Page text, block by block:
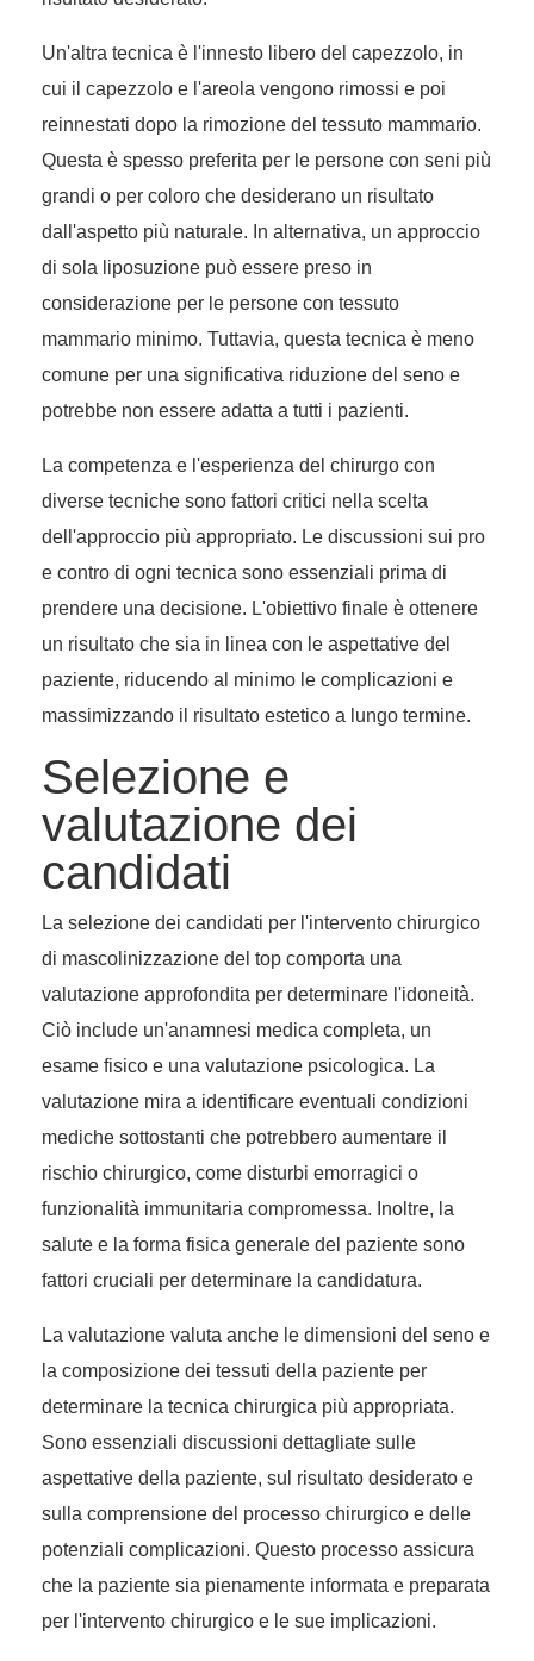
Un'altra tecnica è l'innesto libero del capezzolo, in
cui il capezzolo e l'areola vengono rimossi e poi
reinnestati dopo la rimozione del tessuto mammario.
Questa è spesso preferita per le persone con seni più
grandi o per coloro che desiderano un risultato
dall'aspetto più naturale. In alternativa, un approccio
di sola liposuzione può essere preso in
considerazione per le persone con tessuto
mammario minimo. Tuttavia, questa tecnica è meno
comune per una significativa riduzione del seno e
potrebbe non essere adatta a tutti i pazienti.
La competenza e l'esperienza del chirurgo con
diverse tecniche sono fattori critici nella scelta
dell'approccio più appropriato. Le discussioni sui pro
e contro di ogni tecnica sono essenziali prima di
prendere una decisione. L'obiettivo finale è ottenere
un risultato che sia in linea con le aspettative del
paziente, riducendo al minimo le complicazioni e
massimizzando il risultato estetico a lungo termine.
Selezione e
valutazione dei
candidati
La selezione dei candidati per l'intervento chirurgico
di mascolinizzazione del top comporta una
valutazione approfondita per determinare l'idoneità.
Ciò include un'anamnesi medica completa, un
esame fisico e una valutazione psicologica. La
valutazione mira a identificare eventuali condizioni
mediche sottostanti che potrebbero aumentare il
rischio chirurgico, come disturbi emorragici o
funzionalità immunitaria compromessa. Inoltre, la
salute e la forma fisica generale del paziente sono
fattori cruciali per determinare la candidatura.
La valutazione valuta anche le dimensioni del seno e
la composizione dei tessuti della paziente per
determinare la tecnica chirurgica più appropriata.
Sono essenziali discussioni dettagliate sulle
aspettative della paziente, sul risultato desiderato e
sulla comprensione del processo chirurgico e delle
potenziali complicazioni. Questo processo assicura
che la paziente sia pienamente informata e preparata
per l'intervento chirurgico e le sue implicazioni.